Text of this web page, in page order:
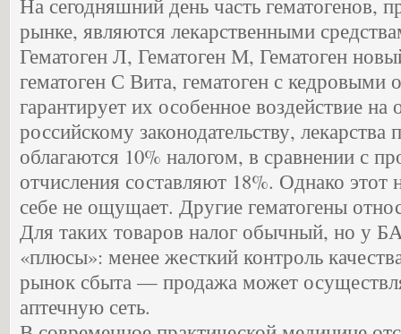
На сегодняшний день часть гематогенов,
рынке, являются лекарственными
Гематоген Л, Гематоген М, Гематоген
гематоген С Вита, гематоген с кедровыми
гарантирует их особенное воздействие на
российскому законодательству, лекарства
облагаются 10% налогом, в сравнении с
отчисления составляют 18%. Однако этот
себе не ощущает. Другие гематогены
Для таких товаров налог обычный, но у
«плюсы»: менее жесткий контроль
рынок сбыта — продажа может
аптечную сеть.